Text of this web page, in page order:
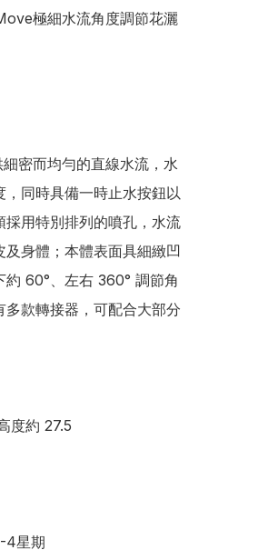
極細水流角度調節花灑
密而均勻的直線水流，水
同時具備一時止水按鈕以
用特別排列的噴孔，水流
身體；本體表面具細緻凹
60°、左右 360° 調節角
款轉接器，可配合大部分
度約 27.5
4星期